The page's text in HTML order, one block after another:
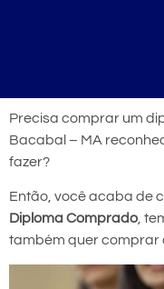
Precisa comprar um
Bacabal – MA
fazer?
Então, você acaba de
Diploma Comprado,
também quer comprar